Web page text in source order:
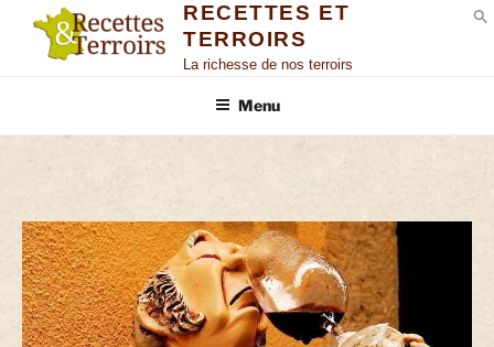
RECETTES ET
TERROIRS
La richesse de nos terroirs
Menu